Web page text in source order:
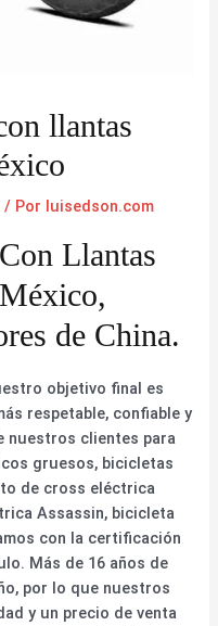
llantas
/ Por luisedson.com
Llantas
de China.
objetivo final es
respetable, confiable y
nuestros clientes para
gruesos, bicicletas
de cross eléctrica
Assassin, bicicleta
con la certificación
Más de 16 años de
por lo que nuestros
y un precio de venta